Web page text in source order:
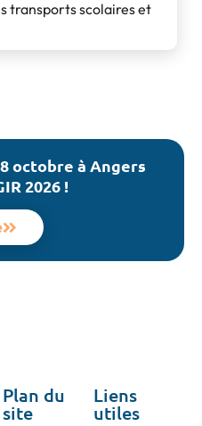
transports scolaires et
octobre à Angers
2026 !
Plan du
site
Liens
utiles